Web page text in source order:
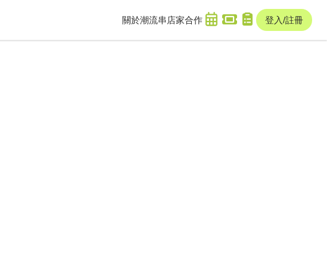
關於潮流串 店家合作 登入/註冊